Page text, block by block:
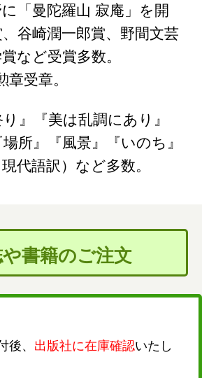
「曼陀羅山 寂庵」を開
谷崎潤一郎賞、野間文芸
など受賞多数。
受章。
』『美は乱調にあり』
場所』『風景』『いのち』
代語訳）など多数。
書籍のご注文
後、 出版社に在庫確認いたし